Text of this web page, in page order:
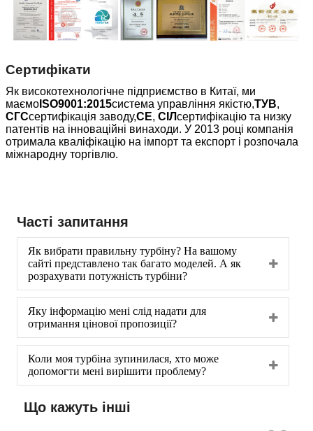
Сертифікати
Як високотехнологічне підприємство в Китаї, ми
маємо ISO9001:2015система управління якістю,ТУВ,
СГСсертифікація заводу,CE, СІЛсертифікацію та низку
патентів на інноваційні винаходи. У 2013 році компанія
отримала кваліфікацію на імпорт та експорт і розпочала
міжнародну торгівлю.
Часті запитання
Як вибрати правильну турбіну? На вашому
сайті представлено так багато моделей. А як
розрахувати потужність турбіни?
Яку інформацію мені слід надати для
отримання цінової пропозиції?
Коли моя турбіна зупинилася, хто може
допомогти мені вирішити проблему?
Що кажуть інші